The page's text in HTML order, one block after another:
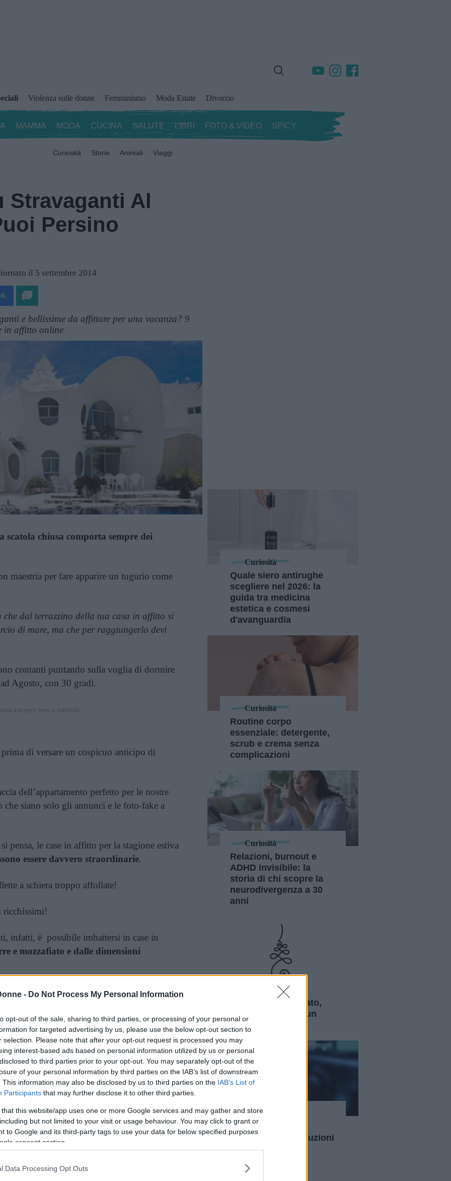
- Do Not Process My Personal Information
opt-out of the sale, sharing to third parties, or processing of your personal or
for targeted advertising by us, please use the below opt-out section to
selection. Please note that after your opt-out request is processed you may
interest-based ads based on personal information utilized by us or personal
to third parties prior to your opt-out. You may separately opt-out of the
of your personal information by third parties on the IAB’s list of downstream
This information may also be disclosed by us to third parties on the IAB’s List of
Participants that may further disclose it to other third parties.
that this website/app uses one or more Google services and may gather and store
but not limited to your visit or usage behaviour. You may click to grant or
to Google and its third-party tags to use your data for below specified purposes
consent section.
Data Processing Opt Outs
Violenza sulle donne Femminismo Moda Estate Divorzio
MAMMA MODA CUCINA SALUTE LIBRI FOTO & VIDEO SPICY
Curiosità Storie Animali Viaggi
Stravaganti Al
Persino
il 5 settembre 2014
e bellissime da affittare per una vacanza? 9
in affitto online
scatola chiusa comporta sempre dei
maestria per fare apparire un tugurio come
che dal terrazzino della tua casa in affitto si
di mare, ma che per raggiungerlo devi
contanti puntando sulla voglia di dormire
Agosto, con 30 gradi.
di versare un cospicuo anticipo di
dell’appartamento perfetto per le nostre
che siano solo gli annunci e le foto-fake a
pensa, le case in affitto per la stagione estiva
essere davvero straordinarie.
a schiera troppo affollate!
ricchissimi!
infatti, è possibile imbattersi in case in
e mozzafiato e dalle dimensioni
d’affitto è sconvolgente, ma
vacanza unica!
House, Messico
Curiosità
Quale siero antirughe
scegliere nel 2026: la
guida tra medicina
estetica e cosmesi
d'avanguardia
Curiosità
Routine corpo
essenziale: detergente,
scrub e crema senza
complicazioni
Curiosità
Relazioni, burnout e
ADHD invisibile: la
storia di chi scopre la
neurodivergenza a 30
anni
Unalome: significato,
storia e origini di un
simbolo sacro
Curiosità
Laser e lenti
intraoculari: le soluzioni
per dire addio agli